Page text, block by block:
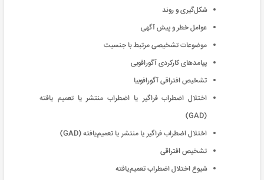
شکل‌گیری و روند
عوامل خطر و پیش آگهی
موضوعات تشخیصی مرتبط با جنسیت
پیامدهای کارکردی آگورافوبی
تشخیص افتراقی آگورافوبیا
اختلال اضطراب فراگیر یا اضطراب منتشر یا تعمیم یافته
(GAD)
اختلال اضطراب فراگیر یا منتشر یا تعمیم‌یافته (GAD)
تشخیص افتراقی
شیوع اختلال اضطراب تعمیم‌یافته